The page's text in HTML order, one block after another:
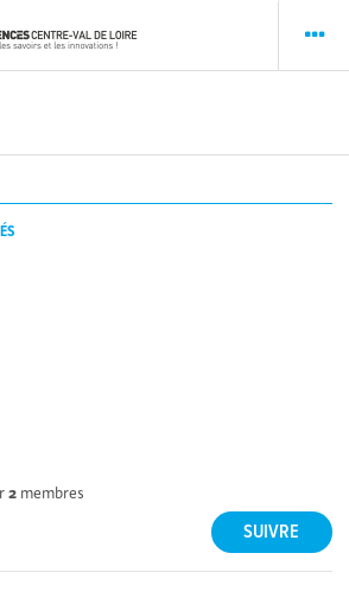
2 membres
SUIVRE